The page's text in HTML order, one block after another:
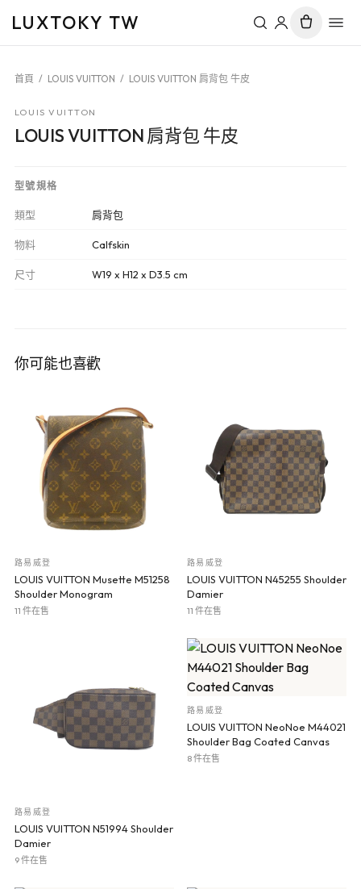
LUXTOKY TW
首頁 / LOUIS VUITTON / LOUIS VUITTON 肩背包 牛皮
LOUIS VUITTON
LOUIS VUITTON 肩背包 牛皮
型號規格
類型 肩背包
物料 Calfskin
尺寸 W19 x H12 x D3.5 cm
你可能也喜歡
路易威登
LOUIS VUITTON Musette M51258
Shoulder Monogram
11 件在售
路易威登
LOUIS VUITTON N45255 Shoulder
Damier
11 件在售
路易威登
LOUIS VUITTON N51994 Shoulder
Damier
9 件在售
路易威登
LOUIS VUITTON NeoNoe M44021
Shoulder Bag Coated Canvas
8 件在售